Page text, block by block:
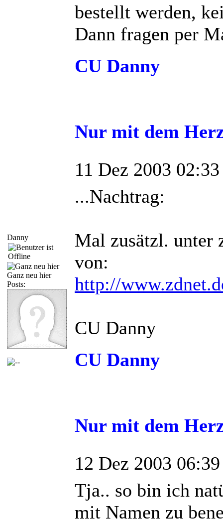
bestellt werden,
Dann fragen per
CU Danny
Nur mit dem
Danny
Ganz neu hier
Posts:
11 Dez 2003 02:33
...Nachtrag:
Mal zusätzl. unter
von:
http://
CU Danny
CU Danny
Nur mit dem
12 Dez 2003 06:39
Tja.. so bin ich
mit Namen zu